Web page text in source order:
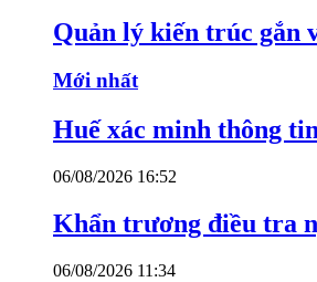
Quản lý kiến trúc gắn
Mới nhất
Huế xác minh thông
06/08/2026 16:52
Khẩn trương điều tra
06/08/2026 11:34